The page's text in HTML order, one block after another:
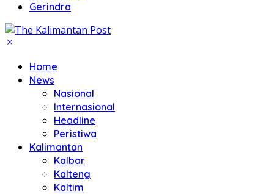
Gerindra
Home
News
Nasional
Internasional
Headline
Peristiwa
Kalimantan
Kalbar
Kalteng
Kaltim